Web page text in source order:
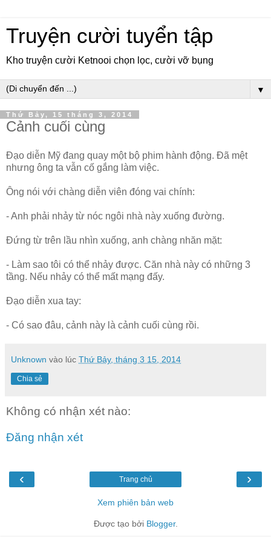
Truyện cười tuyển tập
Kho truyện cười Ketnooi chọn lọc, cười vỡ bụng
▼
Thứ Bảy, 15 tháng 3, 2014
Cảnh cuối cùng
Đạo diễn Mỹ đang quay một bộ phim hành động. Đã mệt
nhưng ông ta vẫn cố gắng làm việc.
Ông nói với chàng diễn viên đóng vai chính:
- Anh phải nhảy từ nóc ngôi nhà này xuống đường.
Đứng từ trên lầu nhìn xuống, anh chàng nhăn mặt:
- Làm sao tôi có thể nhảy được. Căn nhà này có những 3
tầng. Nếu nhảy có thể mất mạng đấy.
Đạo diễn xua tay:
- Có sao đâu, cảnh này là cảnh cuối cùng rồi.
Unknown vào lúc Thứ Bảy, tháng 3 15, 2014
Chia sẻ
Không có nhận xét nào:
Đăng nhận xét
‹ ›
Trang chủ
Xem phiên bản web
Được tạo bởi Blogger.